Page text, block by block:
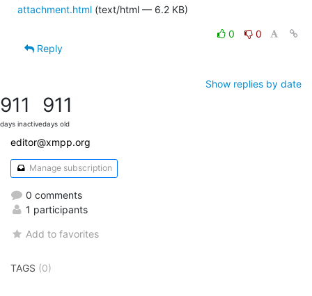
attachment.html (text/html — 6.2 KB)
0
0
Reply
Show replies by date
911
days inactive
911
days old
editor@xmpp.org
Manage subscription
0 comments
1 participants
Add to favorites
TAGS (0)